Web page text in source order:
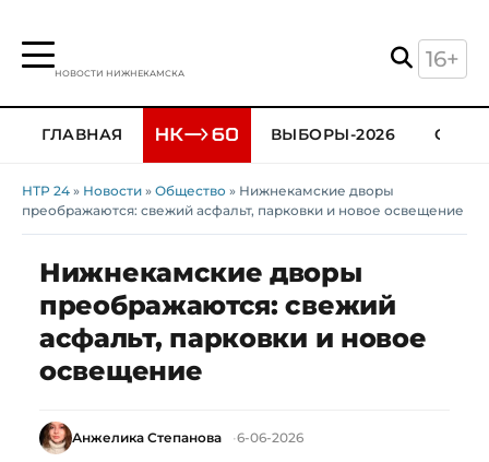
НОВОСТИ НИЖНЕКАМСКА
16+
ГЛАВНАЯ ВЫБОРЫ-2026
НТР 24 » Новости » Общество » Нижнекамские дворы
преображаются: свежий асфальт, парковки и новое освещение
Нижнекамские дворы
преображаются: свежий
асфальт, парковки и новое
освещение
Анжелика Степанова 6-06-2026